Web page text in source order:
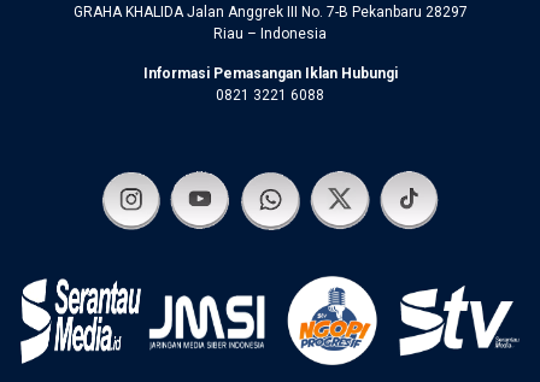
GRAHA KHALIDA Jalan Anggrek III No. 7-B Pekanbaru 28297
Riau – Indonesia
Informasi Pemasangan Iklan Hubungi
0821 3221 6088